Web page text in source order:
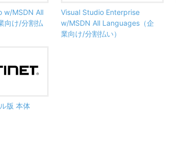
w/MSDN All
向け/分割払
Visual Studio Enterprise
w/MSDN All Languages（企
業向け/分割払い）
版 本体